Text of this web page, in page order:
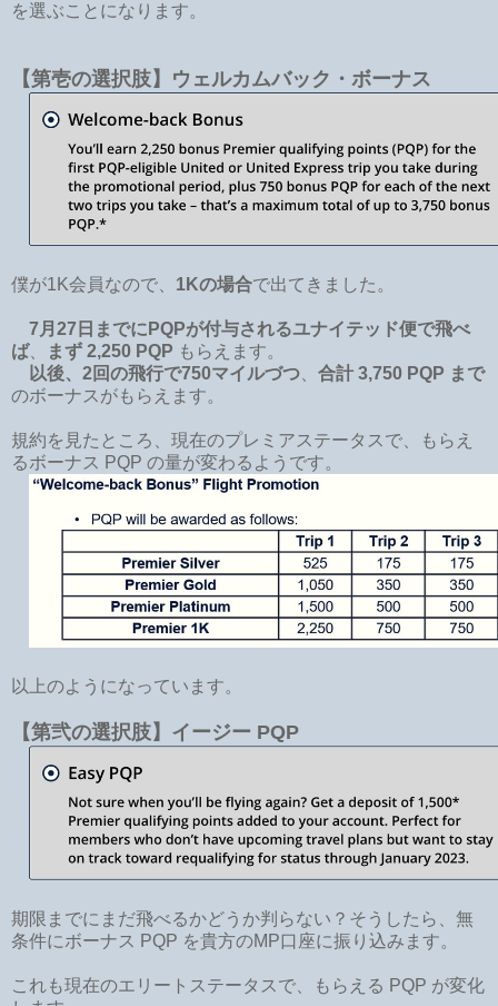
を選ぶことになります。
【第壱の選択肢】ウェルカムバック・ボーナス
僕が1K会員なので、 1Kの場合で出てきました。
7月27日までにPQPが付与されるユナイテッド便で飛べ
ば、 まず 2,250 PQP もらえます。
以後、2回の飛行で750マイルづつ
合計 3,750 PQP まで
のボーナスがもらえます。
規約を見たところ、現在のプレミアステータスで、もらえ
るボーナス PQP の量が変わるようです。
以上のようになっています。
【第弐の選択肢】イージー PQP
期限までにまだ飛べるかどうか判らない？そうしたら、無
条件にボーナス PQP を貴方のMP口座に振り込みます。
これも現在のエリートステータスで、もらえる PQP が変化